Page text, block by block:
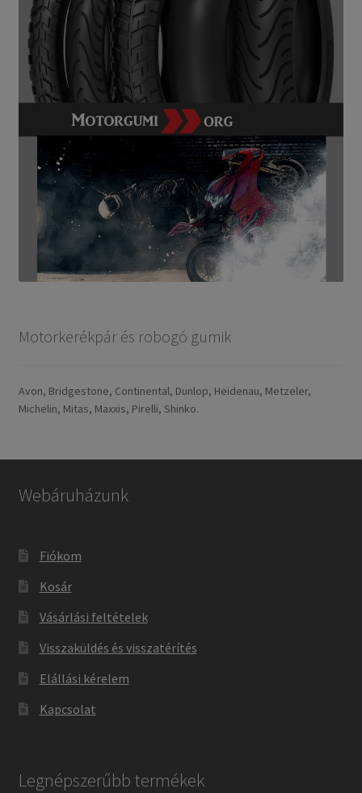
Motorkerékpár és robogó gumik
Avon, Bridgestone, Continental, Dunlop, Heidenau, Metzeler,
Michelin, Mitas, Maxxis, Pirelli, Shinko.
Webáruházunk
Fiókom
Kosár
Vásárlási feltételek
Visszaküldés és visszatérítés
Elállási kérelem
Kapcsolat
Legnépszerűbb termékek